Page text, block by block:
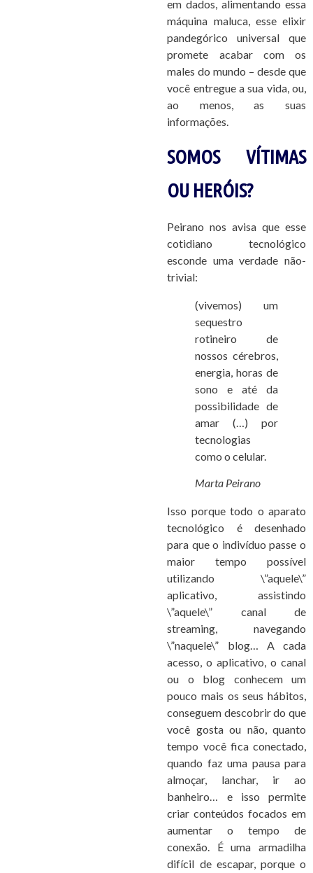
em dados, alimentando essa
máquina maluca, esse elixir
pandegórico universal que
promete acabar com os
males do mundo – desde que
você entregue a sua vida, ou,
ao menos, as suas
informações.
SOMOS VÍTIMAS
OU HERÓIS?
Peirano nos avisa que esse
cotidiano tecnológico
esconde uma verdade não-
trivial:
(vivemos) um
sequestro
rotineiro de
nossos cérebros,
energia, horas de
sono e até da
possibilidade de
amar (…) por
tecnologias
como o celular.
Marta Peirano
Isso porque todo o aparato
tecnológico é desenhado
para que o indivíduo passe o
maior tempo possível
utilizando \”aquele\”
aplicativo, assistindo
\”aquele\” canal de
streaming, navegando
\”naquele\” blog… A cada
acesso, o aplicativo, o canal
ou o blog conhecem um
pouco mais os seus hábitos,
conseguem descobrir do que
você gosta ou não, quanto
tempo você fica conectado,
quando faz uma pausa para
almoçar, lanchar, ir ao
banheiro… e isso permite
criar conteúdos focados em
aumentar o tempo de
conexão. É uma armadilha
difícil de escapar, porque o